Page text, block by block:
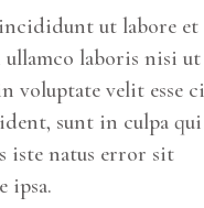
ut labore et
laboris nisi ut
voluptate velit esse
sunt in culpa qui
iste natus error sit
ipsa.